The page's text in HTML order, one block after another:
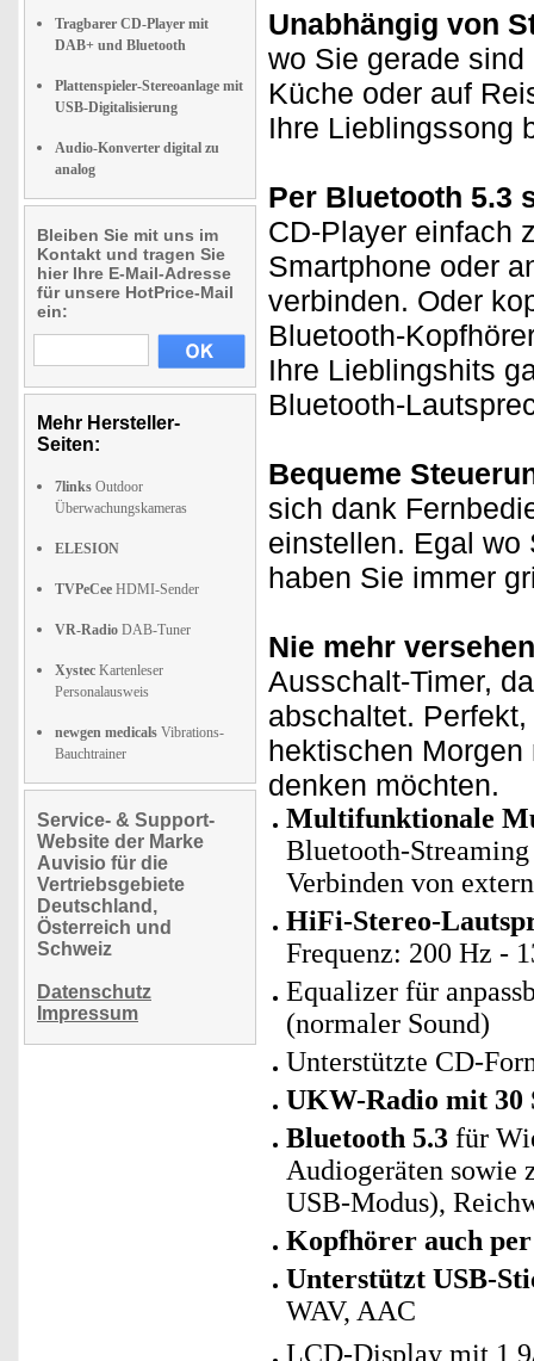
Tragbarer CD-Player mit
DAB+ und Bluetooth
Plattenspieler-Stereoanlage mit
USB-Digitalisierung
Audio-Konverter digital zu
analog
Bleiben Sie mit uns im
Kontakt und tragen Sie
hier Ihre E-Mail-Adresse
für unsere HotPrice-Mail
ein:
Mehr Hersteller-
Seiten:
7links Outdoor
Überwachungskameras
ELESION
TVPeCee HDMI-Sender
VR-Radio DAB-Tuner
Xystec Kartenleser
Personalausweis
newgen medicals Vibrations-
Bauchtrainer
Service- & Support-
Website der Marke
Auvisio für die
Vertriebsgebiete
Deutschland,
Österreich und
Schweiz
Datenschutz
Impressum
Unabhängig von
wo Sie gerade
Küche oder auf
Ihre Lieblingssong
Per Bluetooth 5.3
CD-Player einfach
Smartphone oder
verbinden. Oder
Bluetooth-
Ihre Lieblingshits
Bluetooth-
Bequeme
sich dank
einstellen. Egal wo
haben Sie immer
Nie mehr
Ausschalt-Timer,
abschaltet.
hektischen
denken möchten.
Multifunktionale
Bluetooth-
Verbinden von
HiFi-Stereo-
Frequenz: 200 Hz -
Equalizer für
(normaler Sound)
Unterstützte CD-
UKW-Radio mit 30
Bluetooth 5.3 für
Audiogeräten sowie
USB-Modus),
Kopfhörer auch
Unterstützt USB-
WAV, AAC
LCD-Display mit